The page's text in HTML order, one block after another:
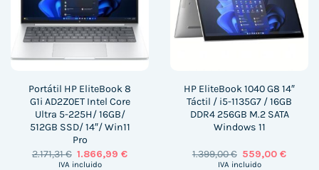
Portátil HP EliteBook 8
G1i AD2Z0ET Intel Core
Ultra 5-225H/ 16GB/
512GB SSD/ 14″/ Win11
Pro
2.171,31€ El
precio
1.866,99€El
IVA incluido
HP EliteBook 1040 G8 14″
Táctil / i5-1135G7 / 16GB
DDR4 256GB M.2 SATA
Windows 11
1.399,00€ El
precio
559,00€El
IVA incluido